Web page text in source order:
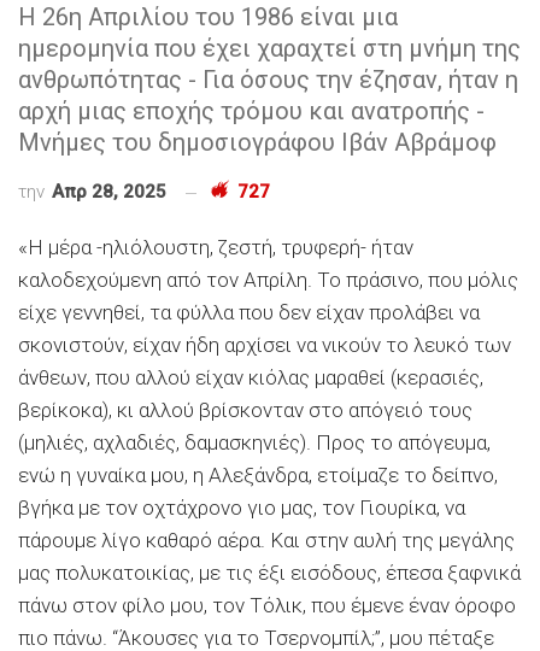
Η 26η Απριλίου του 1986 είναι μια
ημερομηνία που έχει χαραχτεί στη μνήμη της
ανθρωπότητας - Για όσους την έζησαν, ήταν η
αρχή μιας εποχής τρόμου και ανατροπής -
Μνήμες του δημοσιογράφου Ιβάν Αβράμοφ
την Απρ 28, 2025 727
«Η μέρα -ηλιόλουστη, ζεστή, τρυφερή- ήταν
καλοδεχούμενη από τον Απρίλη. Το πράσινο, που μόλις
είχε γεννηθεί, τα φύλλα που δεν είχαν προλάβει να
σκονιστούν, είχαν ήδη αρχίσει να νικούν το λευκό των
άνθεων, που αλλού είχαν κιόλας μαραθεί (κερασιές,
βερίκοκα), κι αλλού βρίσκονταν στο απόγειό τους
(μηλιές, αχλαδιές, δαμασκηνιές). Προς το απόγευμα,
ενώ η γυναίκα μου, η Αλεξάνδρα, ετοίμαζε το δείπνο,
βγήκα με τον οχτάχρονο γιο μας, τον Γιουρίκα, να
πάρουμε λίγο καθαρό αέρα. Και στην αυλή της μεγάλης
μας πολυκατοικίας, με τις έξι εισόδους, έπεσα ξαφνικά
πάνω στον φίλο μου, τον Τόλικ, που έμενε έναν όροφο
πιο πάνω. “Άκουσες για το Τσερνομπίλ;”, μου πέταξε